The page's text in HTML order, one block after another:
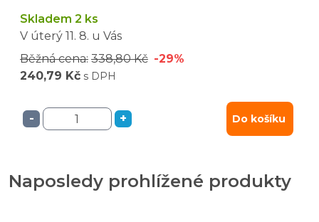
Skladem 2 ks
V úterý 11. 8. u Vás
Běžná cena: 338,80 Kč -29%
240,79 Kč s DPH
- + Do košíku
Naposledy prohlížené produkty